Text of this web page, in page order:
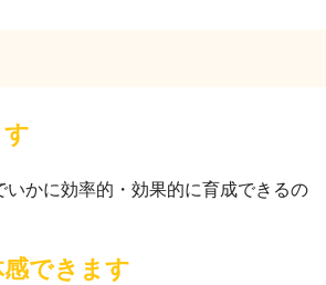
かに効率的・効果的に育成できるの
できます